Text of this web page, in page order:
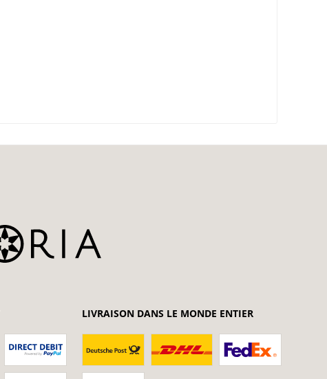
LIVRAISON DANS LE MONDE ENTIER